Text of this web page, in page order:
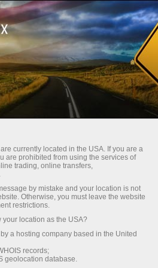
торговий рахунок
демо-рахунок
currently located in the USA. If you are a
are prohibited from using the services of
trading, online transfers,
by mistake and your location is not
Otherwise, you must leave the website
restrictions.
location as the USA?
a hosting company based in the United
records;
geolocation database.